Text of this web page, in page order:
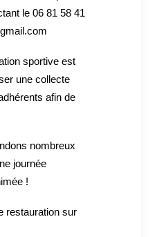
le 06 81 58 41
sportive est
une collecte
afin de
nombreux
journée
!
restauration sur